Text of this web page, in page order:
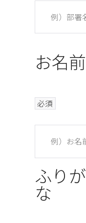
お名前
必須
ふりが
な